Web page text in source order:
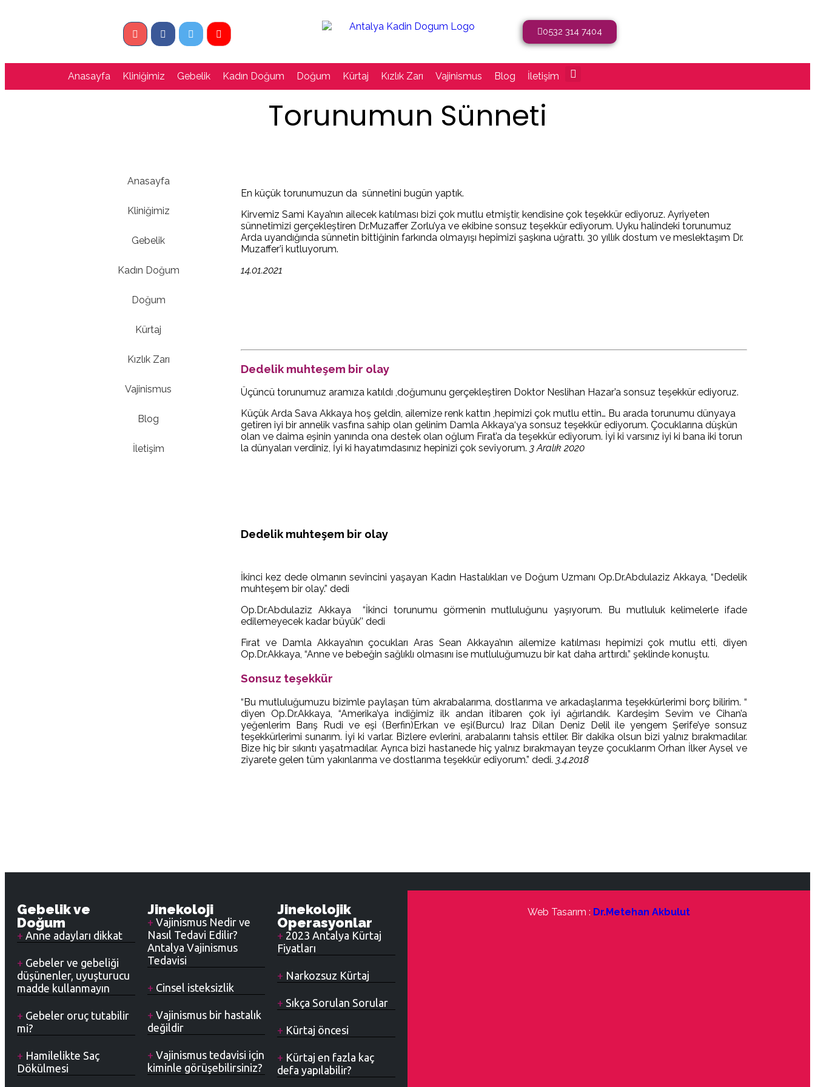
0532 314 7404
Anasayfa Kliniğimiz Gebelik Kadın Doğum Doğum Kürtaj Kızlık Zarı Vajinismus Blog İletişim
Torunumun Sünneti
Anasayfa
Kliniğimiz
Gebelik
Kadın Doğum
Doğum
Kürtaj
Kızlık Zarı
Vajinismus
Blog
İletişim
En küçük torunumuzun da sünnetini bugün yaptık.
Kirvemiz Sami Kaya’nın ailecek katılması bizi çok mutlu etmiştir, kendisine çok teşekkür ediyoruz. Ayriyeten
sünnetimizi gerçekleştiren Dr.Muzaffer Zorlu’ya ve ekibine sonsuz teşekkür ediyorum. Uyku halindeki torunumuz
Arda uyandığında sünnetin bittiğinin farkında olmayışı hepimizi şaşkına uğrattı. 30 yıllık dostum ve meslektaşım Dr.
Muzaffer’i kutluyorum.
14.01.2021
Dedelik muhteşem bir olay
Üçüncü torunumuz aramıza katıldı ,doğumunu gerçekleştiren Doktor Neslihan Hazar’a sonsuz teşekkür ediyoruz.
Küçük Arda Sava Akkaya hoş geldin, ailemize renk kattın ,hepimizi çok mutlu ettin… Bu arada torunumu dünyaya
getiren iyi bir annelik vasfına sahip olan gelinim Damla Akkaya‘ya sonsuz teşekkür ediyorum. Çocuklarına düşkün
olan ve daima eşinin yanında ona destek olan oğlum Fırat’a da teşekkür ediyorum. İyi ki varsınız iyi ki bana iki torun
la dünyaları verdiniz, İyi ki hayatımdasınız hepinizi çok seviyorum. 3 Aralık 2020
Dedelik muhteşem bir olay
İkinci kez dede olmanın sevincini yaşayan Kadın Hastalıkları ve Doğum Uzmanı Op.Dr.Abdulaziz Akkaya, “Dedelik
muhteşem bir olay.” dedi
Op.Dr.Abdulaziz Akkaya “İkinci torunumu görmenin mutluluğunu yaşıyorum. Bu mutluluk kelimelerle ifade
edilemeyecek kadar büyük’’ dedi
Fırat ve Damla Akkaya’nın çocukları Aras Sean Akkaya’nın ailemize katılması hepimizi çok mutlu etti, diyen
Op.Dr.Akkaya, “Anne ve bebeğin sağlıklı olmasını ise mutluluğumuzu bir kat daha arttırdı.” şeklinde konuştu.
Sonsuz teşekkür
“Bu mutluluğumuzu bizimle paylaşan tüm akrabalarıma, dostlarıma ve arkadaşlarıma teşekkürlerimi borç bilirim. “
diyen Op.Dr.Akkaya, “Amerika’ya indiğimiz ilk andan itibaren çok iyi ağırlandık. Kardeşim Sevim ve Cihan’a
yeğenlerim Barış Rudi ve eşi (Berfin)Erkan ve eşi(Burcu) Iraz Dilan Deniz Delil ile yengem Şerife’ye sonsuz
teşekkürlerimi sunarım. İyi ki varlar. Bizlere evlerini, arabalarını tahsis ettiler. Bir dakika olsun bizi yalnız bırakmadılar.
Bize hiç bir sıkıntı yaşatmadılar. Ayrıca bizi hastanede hiç yalnız bırakmayan teyze çocuklarım Orhan İlker Aysel ve
ziyarete gelen tüm yakınlarıma ve dostlarıma teşekkür ediyorum.” dedi. 3.4.2018
Gebelik ve
Doğum
Anne adayları dikkat
Gebeler ve gebeliği
düşünenler, uyuşturucu
madde kullanmayın
Gebeler oruç tutabilir
mi?
Hamilelikte Saç
Dökülmesi
Jinekoloji
Vajinismus Nedir ve
Nasıl Tedavi Edilir?
Antalya Vajinismus
Tedavisi
Cinsel isteksizlik
Vajinismus bir hastalık
değildir
Vajinismus tedavisi için
kiminle görüşebilirsiniz?
Jinekolojik
Operasyonlar
2023 Antalya Kürtaj
Fiyatları
Narkozsuz Kürtaj
Sıkça Sorulan Sorular
Kürtaj öncesi
Kürtaj en fazla kaç
defa yapılabilir?
Web Tasarım : Dr.Metehan Akbulut